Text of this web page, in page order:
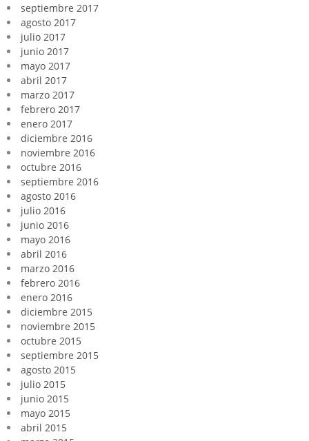
septiembre 2017
agosto 2017
julio 2017
junio 2017
mayo 2017
abril 2017
marzo 2017
febrero 2017
enero 2017
diciembre 2016
noviembre 2016
octubre 2016
septiembre 2016
agosto 2016
julio 2016
junio 2016
mayo 2016
abril 2016
marzo 2016
febrero 2016
enero 2016
diciembre 2015
noviembre 2015
octubre 2015
septiembre 2015
agosto 2015
julio 2015
junio 2015
mayo 2015
abril 2015